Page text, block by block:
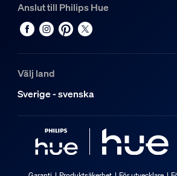
Anslut till Philips Hue
Välj land
Sverige - svenska